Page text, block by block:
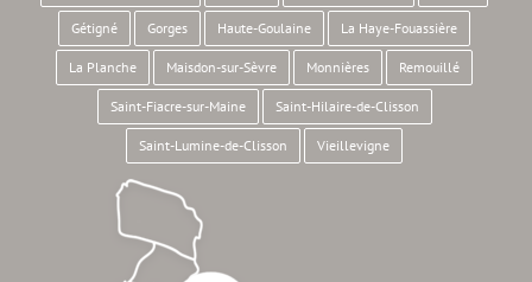
Gétigné Gorges Haute-Goulaine La Haye-Fouassière
La Planche Maisdon-sur-Sèvre Monnières Remouillé
Saint-Fiacre-sur-Maine Saint-Hilaire-de-Clisson
Saint-Lumine-de-Clisson Vieillevigne